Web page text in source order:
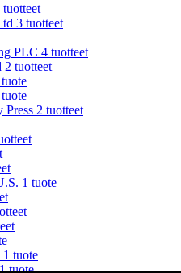
tuotteet
3 tuotteet
PLC 4 tuotteet
2 tuotteet
tuote
tuote
Press 2 tuotteet
1 tuote
1 tuote
1tuote